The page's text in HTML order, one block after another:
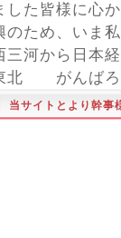
した皆様に心
のため、いま
三河から日本
北 がんばろ
当サイトとより幹事